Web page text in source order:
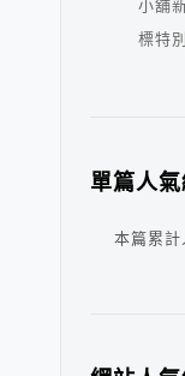
小舖
標特
單篇人
本篇累計